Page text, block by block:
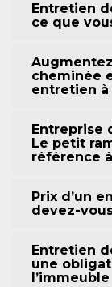
Entretien
ce que
cheminée
entretien à
Entreprise
Le petit
référence
Prix d’un
devez-
Entretien
une
l’immeuble